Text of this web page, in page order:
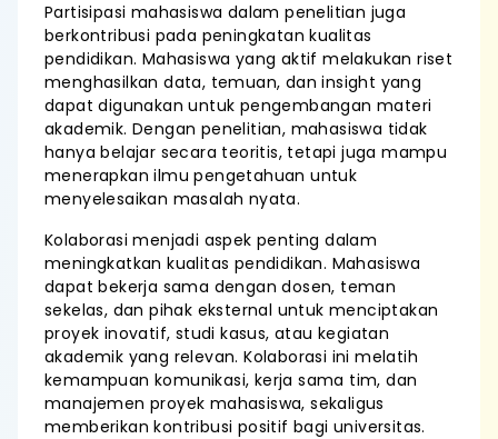
Partisipasi mahasiswa dalam penelitian juga
berkontribusi pada peningkatan kualitas
pendidikan. Mahasiswa yang aktif melakukan riset
menghasilkan data, temuan, dan insight yang
dapat digunakan untuk pengembangan materi
akademik. Dengan penelitian, mahasiswa tidak
hanya belajar secara teoritis, tetapi juga mampu
menerapkan ilmu pengetahuan untuk
menyelesaikan masalah nyata.
Kolaborasi menjadi aspek penting dalam
meningkatkan kualitas pendidikan. Mahasiswa
dapat bekerja sama dengan dosen, teman
sekelas, dan pihak eksternal untuk menciptakan
proyek inovatif, studi kasus, atau kegiatan
akademik yang relevan. Kolaborasi ini melatih
kemampuan komunikasi, kerja sama tim, dan
manajemen proyek mahasiswa, sekaligus
memberikan kontribusi positif bagi universitas.